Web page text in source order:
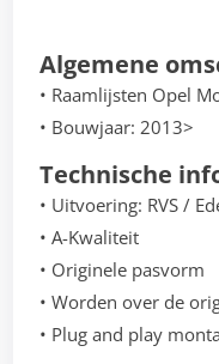
Algemene
• Raamlijsten Opel
• Bouwjaar: 2013>
Technische
• Uitvoering: RVS /
• A-Kwaliteit
• Originele pasvorm
• Worden over de
• Plug and play